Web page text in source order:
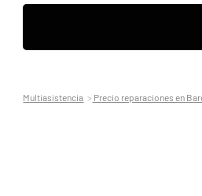
Multiasistencia Precio reparaciones en